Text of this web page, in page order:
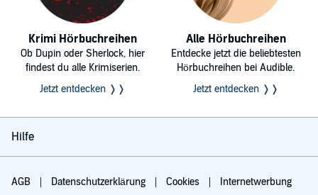
Krimi Hörbuchreihen
Ob Dupin oder Sherlock, hier
findest du alle Krimiserien.
Jetzt entdecken ❭❭
Alle Hörbuchreihen
Entdecke jetzt die beliebtesten
Hörbuchreihen bei Audible.
Jetzt entdecken ❭❭
Hilfe
AGB Datenschutzerklärung Cookies Internetwerbung